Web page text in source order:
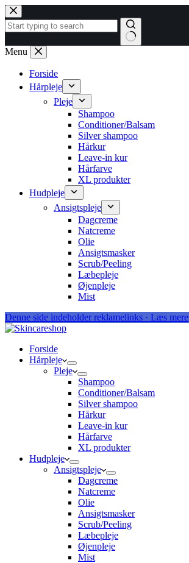
Fortsæt
til
indhold
Ingen
resultater
Menu
Forside
Hårpleje
Pleje
Shampoo
Conditioner/Balsam
Silver shampoo
Hårkur
Leave-in kur
Hårfarve
XL produkter
Hudpleje
Ansigtspleje
Dagcreme
Natcreme
Olie
Ansigtsmasker
Scrub/Peeling
Læbepleje
Øjenpleje
Mist
Denne side indeholder reklamelinks · Læs mere
Forside
Hårpleje
Pleje
Shampoo
Conditioner/Balsam
Silver shampoo
Hårkur
Leave-in kur
Hårfarve
XL produkter
Hudpleje
Ansigtspleje
Dagcreme
Natcreme
Olie
Ansigtsmasker
Scrub/Peeling
Læbepleje
Øjenpleje
Mist